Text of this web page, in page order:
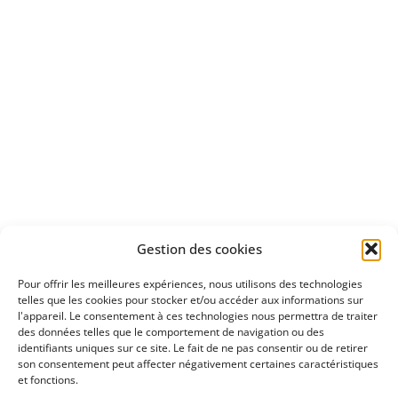
Gestion des cookies
Pour offrir les meilleures expériences, nous utilisons des technologies
telles que les cookies pour stocker et/ou accéder aux informations sur
l'appareil. Le consentement à ces technologies nous permettra de traiter
des données telles que le comportement de navigation ou des
identifiants uniques sur ce site. Le fait de ne pas consentir ou de retirer
son consentement peut affecter négativement certaines caractéristiques
et fonctions.
Découvrez